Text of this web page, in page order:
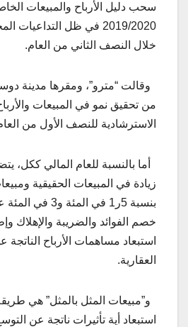
سحب دليل الأرباح والمبيعات
2019/2020 في ظل
خلال النصف الثاني من العام.
وقالت “مترو”، ومقرها مدينة
من تحقيق نمو في المبيعات
الاسترشادية للنصف الأول من العام المالي
أما بالنسبة للعام المالي ككل،
زيادة في المبيعات الحقيقية
بنسبة 5ر1 في
خصم الفوائد والضريبة والإهلاك
استبعاد مساهمات الأرباح الناتجة
العقارية.
و”مبيعات المثل بالمثل” هي
استبعاد أية تأثيرات ناتجة عن